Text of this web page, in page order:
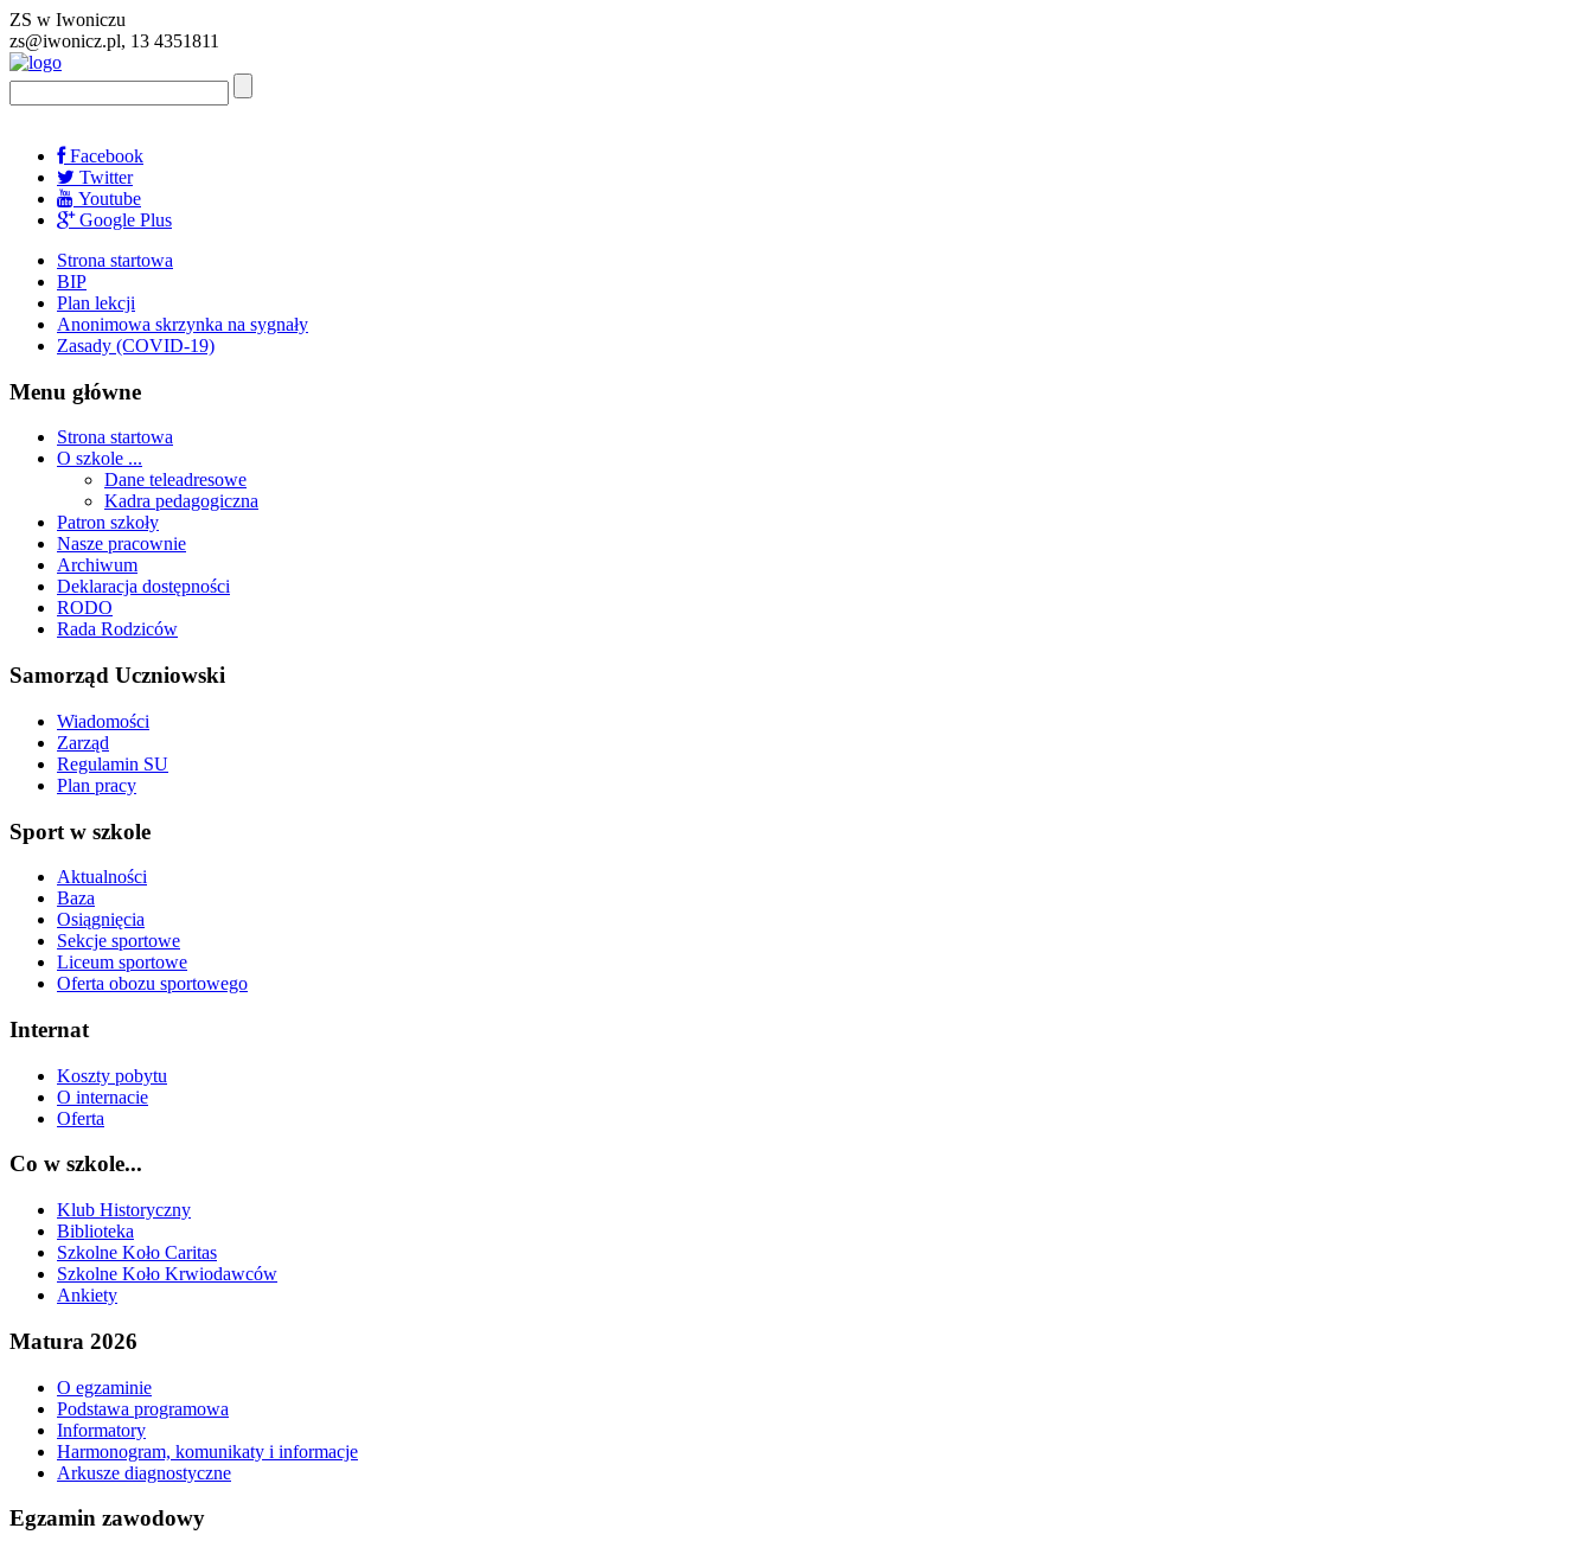
ZS w Iwoniczu
zs@iwonicz.pl, 13 4351811
Facebook
Twitter
Youtube
Google Plus
Strona startowa
BIP
Plan lekcji
Anonimowa skrzynka na sygnały
Zasady (COVID-19)
Menu główne
Strona startowa
O szkole ...
Dane teleadresowe
Kadra pedagogiczna
Patron szkoły
Nasze pracownie
Archiwum
Deklaracja dostępności
RODO
Rada Rodziców
Samorząd Uczniowski
Wiadomości
Zarząd
Regulamin SU
Plan pracy
Sport w szkole
Aktualności
Baza
Osiągnięcia
Sekcje sportowe
Liceum sportowe
Oferta obozu sportowego
Internat
Koszty pobytu
O internacie
Oferta
Co w szkole...
Klub Historyczny
Biblioteka
Szkolne Koło Caritas
Szkolne Koło Krwiodawców
Ankiety
Matura 2026
O egzaminie
Podstawa programowa
Informatory
Harmonogram, komunikaty i informacje
Arkusze diagnostyczne
Egzamin zawodowy